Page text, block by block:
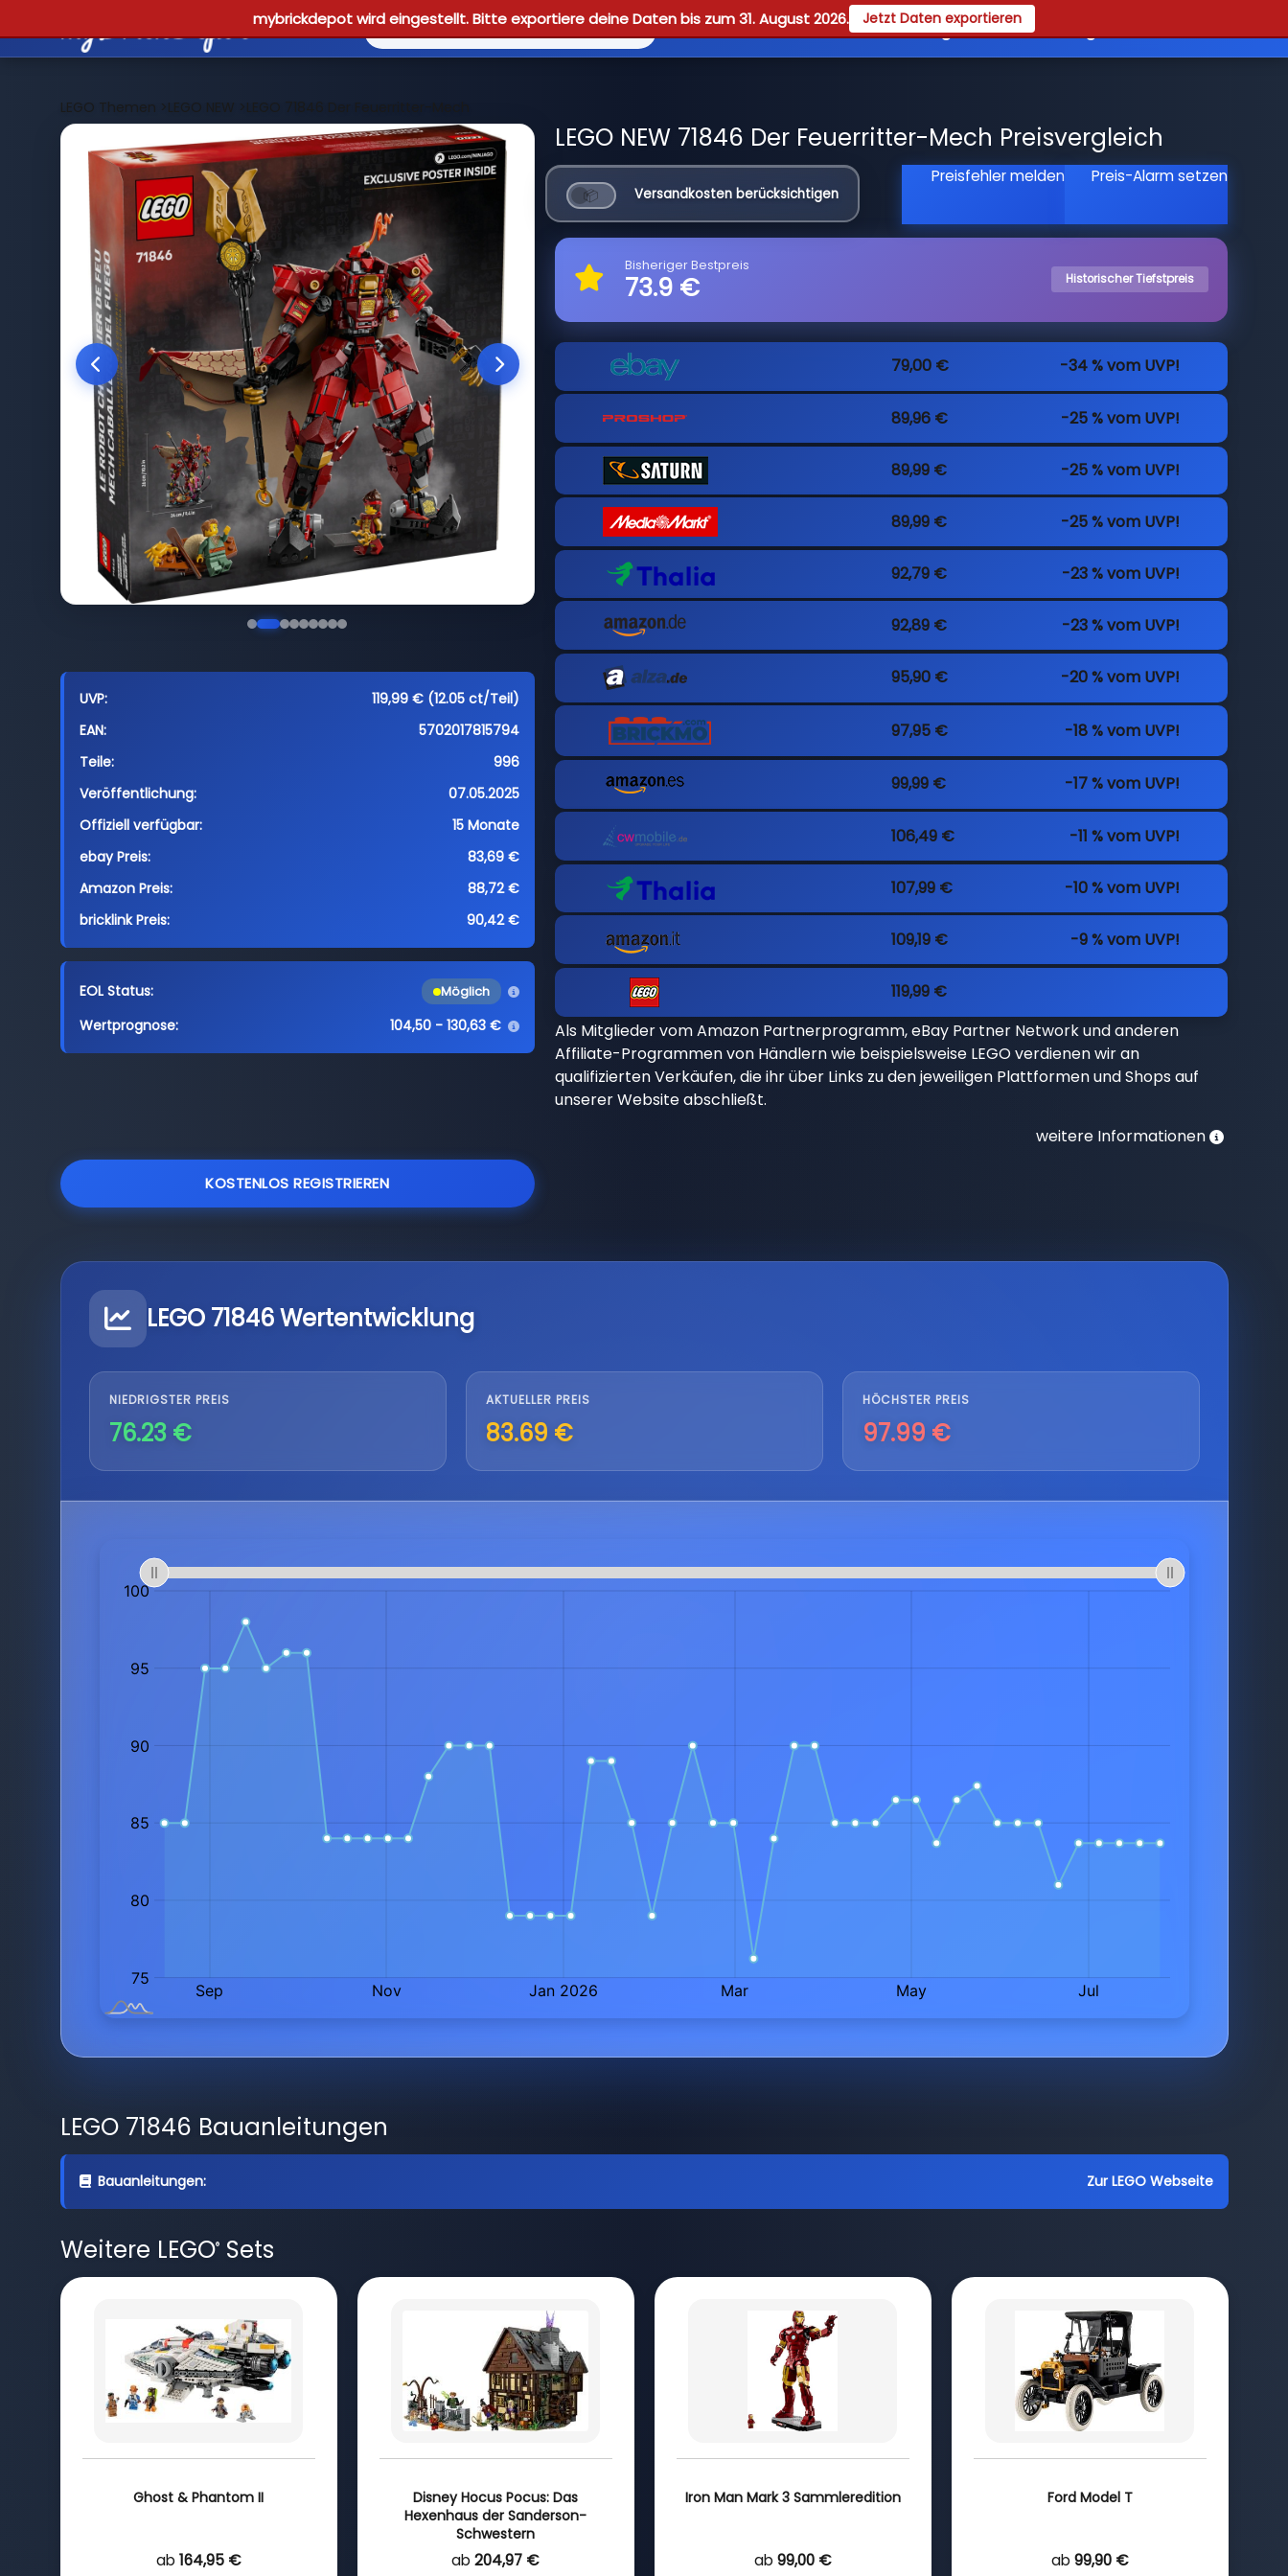
mybrickdepot wird eingestellt. Bitte exportiere deine Daten bis zum 31. August 2026. Jetzt Daten exportieren
Reviews Guides Registrieren
LEGO Themen >LEGO NEW >LEGO 71846 Der Feuerritter-Mech
UVP:
119,99 € (12.05 ct/Teil)
EAN:
5702017815794
Teile:
996
Veröffentlichung:
07.05.2025
Offiziell verfügbar:
15 Monate
ebay Preis:
83,69 €
Amazon Preis:
88,72 €
bricklink Preis:
90,42 €
EOL Status: Möglich
Wertprognose: 104,50 - 130,63 €
KOSTENLOS REGISTRIEREN
LEGO NEW 71846 Der Feuerritter-Mech Preisvergleich
Versandkosten berücksichtigen
Preisfehler melden Preis-Alarm setzen
Bisheriger Bestpreis
73.9 € Historischer Tiefstpreis
79,00 € -34 % vom UVP!
89,96 € -25 % vom UVP!
89,99 € -25 % vom UVP!
89,99 € -25 % vom UVP!
92,79 € -23 % vom UVP!
92,89 € -23 % vom UVP!
95,90 € -20 % vom UVP!
97,95 € -18 % vom UVP!
99,99 € -17 % vom UVP!
106,49 € -11 % vom UVP!
107,99 € -10 % vom UVP!
109,19 € -9 % vom UVP!
119,99 €
Als Mitglieder vom Amazon Partnerprogramm, eBay Partner Network und anderen
Affiliate-Programmen von Händlern wie beispielsweise LEGO verdienen wir an
qualifizierten Verkäufen, die ihr über Links zu den jeweiligen Plattformen und Shops auf
unserer Website abschließt.
weitere Informationen
LEGO 71846 Wertentwicklung
NIEDRIGSTER PREIS
76.23 €
AKTUELLER PREIS
83.69 €
HÖCHSTER PREIS
97.99 €
LEGO 71846 Bauanleitungen
Bauanleitungen: Zur LEGO Webseite
Weitere LEGO®Sets
Ghost & Phantom II
ab 164,95 €
Disney Hocus Pocus: Das
Hexenhaus der Sanderson-
Schwestern
ab 204,97 €
Iron Man Mark 3 Sammleredition
ab 99,00 €
Ford Model T
ab 99,90 €